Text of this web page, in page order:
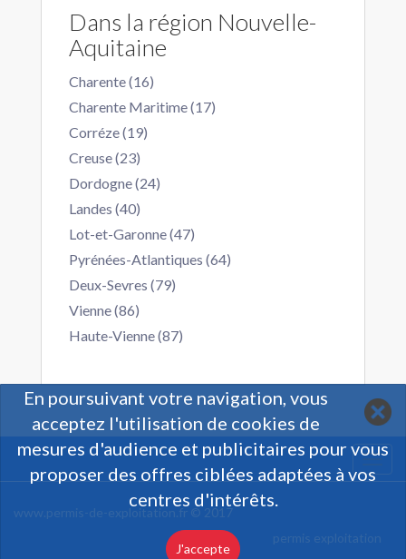
Dans la région Nouvelle-
Aquitaine
Charente (16)
Charente Maritime (17)
Corréze (19)
Creuse (23)
Dordogne (24)
Landes (40)
Lot-et-Garonne (47)
Pyrénées-Atlantiques (64)
Deux-Sevres (79)
Vienne (86)
Haute-Vienne (87)
www.permis-de-exploitation.fr © 2017
permis exploitation
En poursuivant votre navigation, vous
acceptez l'utilisation de cookies de
mesures d'audience et publicitaires pour vous
proposer des offres ciblées adaptées à vos
centres d'intérêts.